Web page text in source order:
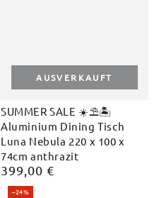
SUMMER SALE ☀️⛱️🏝️
Aluminium Dining Tisch
Luna Nebula 220 x 100 x
74cm anthrazit
Regulärer
Preis
399,00 €
AUSVERKAUFT
–24%